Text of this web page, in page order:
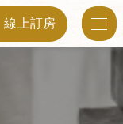
線上訂房